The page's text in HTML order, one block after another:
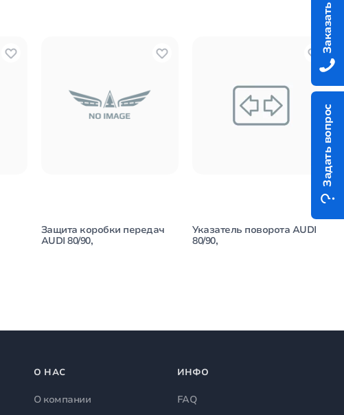
Защита коробки передач
AUDI 80/90,
Указатель поворота AUDI
80/90,
Задать вопрос
О НАС
О компании
ИНФО
FAQ